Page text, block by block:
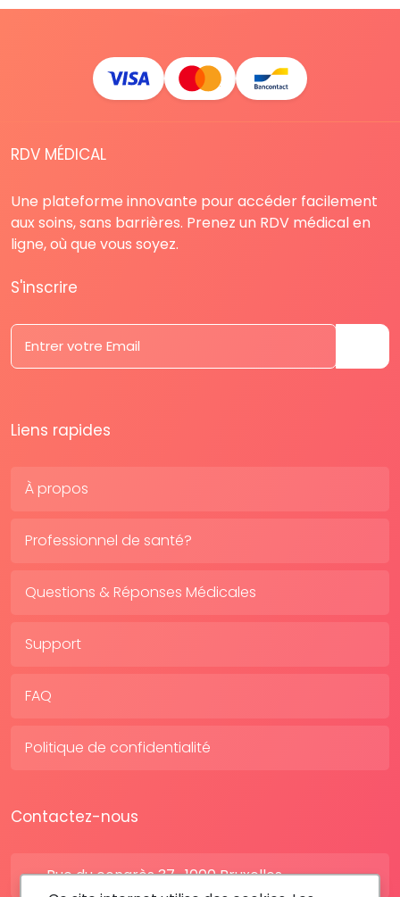
RDV MÉDICAL
Une plateforme innovante pour accéder facilement
aux soins, sans barrières. Prenez un RDV médical en
ligne, où que vous soyez.
S'inscrire
Liens rapides
À propos
Professionnel de santé?
Questions & Réponses Médicales
Support
FAQ
Politique de confidentialité
Contactez-nous
Rue du congrès 37 , 1000 Bruxelles